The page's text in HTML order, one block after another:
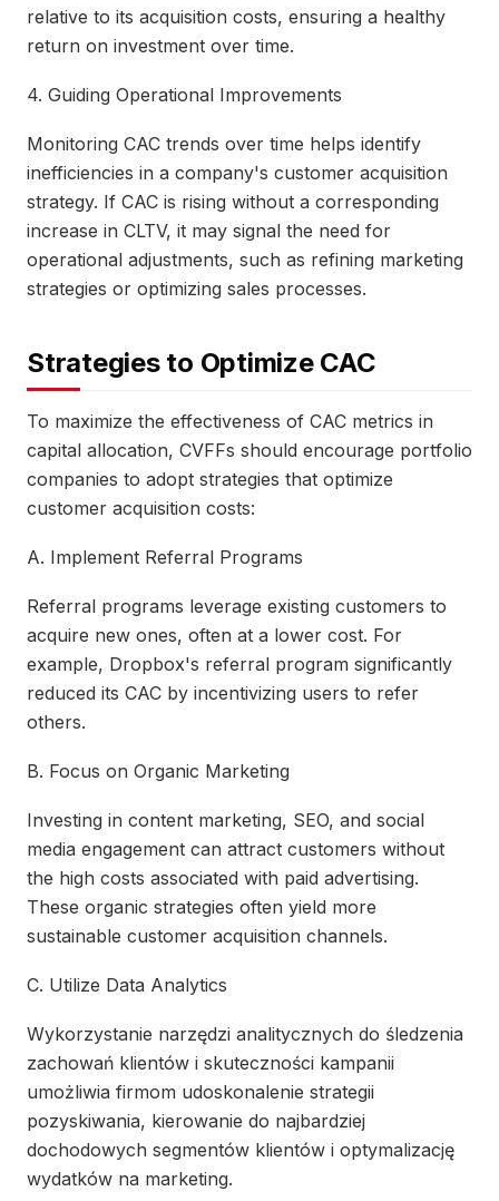
relative to its acquisition costs, ensuring a healthy
return on investment over time.
4. Guiding Operational Improvements
Monitoring CAC trends over time helps identify
inefficiencies in a company's customer acquisition
strategy. If CAC is rising without a corresponding
increase in CLTV, it may signal the need for
operational adjustments, such as refining marketing
strategies or optimizing sales processes.
Strategies to Optimize CAC
To maximize the effectiveness of CAC metrics in
capital allocation, CVFFs should encourage portfolio
companies to adopt strategies that optimize
customer acquisition costs:
A. Implement Referral Programs
Referral programs leverage existing customers to
acquire new ones, often at a lower cost. For
example, Dropbox's referral program significantly
reduced its CAC by incentivizing users to refer
others.
B. Focus on Organic Marketing
Investing in content marketing, SEO, and social
media engagement can attract customers without
the high costs associated with paid advertising.
These organic strategies often yield more
sustainable customer acquisition channels.
C. Utilize Data Analytics
Wykorzystanie narzędzi analitycznych do śledzenia
zachowań klientów i skuteczności kampanii
umożliwia firmom udoskonalenie strategii
pozyskiwania, kierowanie do najbardziej
dochodowych segmentów klientów i optymalizację
wydatków na marketing.